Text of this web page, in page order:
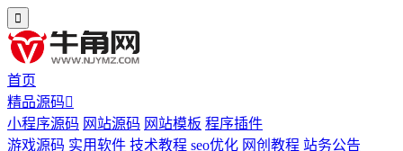
首页
精品源码
小程序源码 网站源码 网站模板 程序插件
游戏源码 实用软件 技术教程 seo优化 网创教程 站务公告